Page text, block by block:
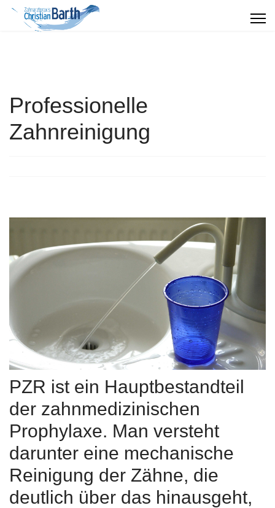
Professionelle
Zahnreinigung
PZR ist ein Hauptbestandteil
der zahnmedizinischen
Prophylaxe. Man versteht
darunter eine mechanische
Reinigung der Zähne, die
deutlich über das hinausgeht,